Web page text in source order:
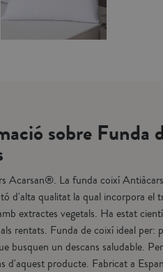
sobre Funda
Acarsan®. La funda coixí
d'alta qualitat la qual incorpora el
extractes vegetals. Ha estat
rentats. Funda de coixí ideal per:
busquen un descans saludable.
d'aquest producte. Fabricat a